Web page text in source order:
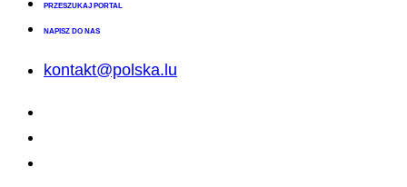
PRZESZUKAJ PORTAL
NAPISZ DO NAS
kontakt@polska.lu